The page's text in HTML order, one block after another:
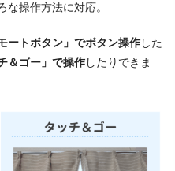
な操作方法に対応。
ートボタン」でボタン操作した
＆ゴー」で操作したりできま